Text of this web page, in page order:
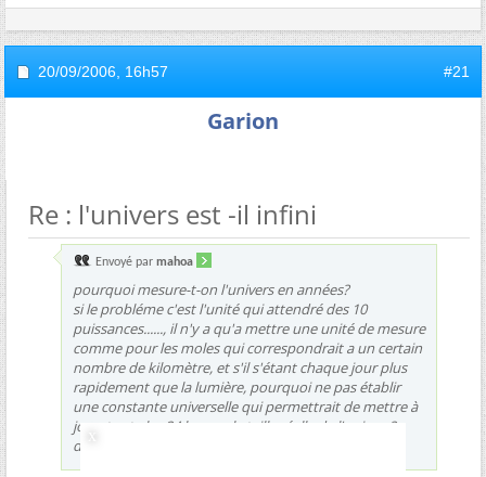
20/09/2006, 16h57 #21
Garion
Re : l'univers est -il infini
Envoyé par mahoa
pourquoi mesure-t-on l'univers en années?
si le probléme c'est l'unité qui attendré des 10
puissances......, il n'y a qu'a mettre une unité de mesure
comme pour les moles qui correspondrait a un certain
nombre de kilomètre, et s'il s'étant chaque jour plus
rapidement que la lumière, pourquoi ne pas établir
une constante universelle qui permettrait de mettre à
jour, toute les 24 heures la taille réelle de l'univers?
désolée si je dis n'importe quoi...